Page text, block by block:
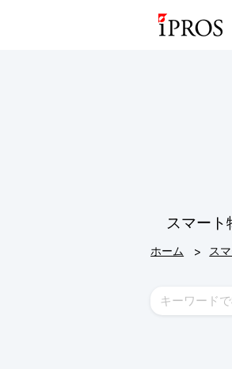
スマー
ホーム > ス